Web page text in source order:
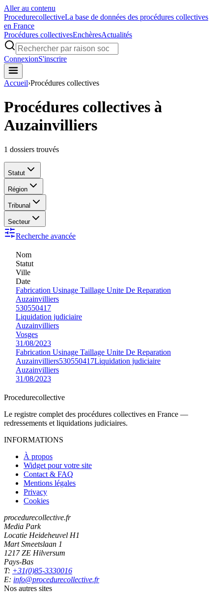
Aller au contenu
ProcedurecollectiveLa base de données des procédures collectives
en France
Procédures collectivesEnchèresActualités
ConnexionS'inscrire
Accueil›Procédures collectives
Procédures collectives à
Auzainvilliers
1 dossiers trouvés
Statut
Région
Tribunal
Secteur
Recherche avancée
Nom
Statut
Ville
Date
Fabrication Usinage Taillage Unite De Reparation
Auzainvilliers
530550417
Liquidation judiciaire
Auzainvilliers
Vosges
31/08/2023
Fabrication Usinage Taillage Unite De Reparation
Auzainvilliers530550417Liquidation judiciaire
Auzainvilliers
31/08/2023
Procedurecollective
Le registre complet des procédures collectives en France —
redressements et liquidations judiciaires.
INFORMATIONS
À propos
Widget pour votre site
Contact & FAQ
Mentions légales
Privacy
Cookies
procedurecollective.fr
Media Park
Locatie Heideheuvel H1
Mart Smeetslaan 1
1217 ZE Hilversum
Pays-Bas
T: +31(0)85-3330016
E: info@procedurecollective.fr
Nos autres sites